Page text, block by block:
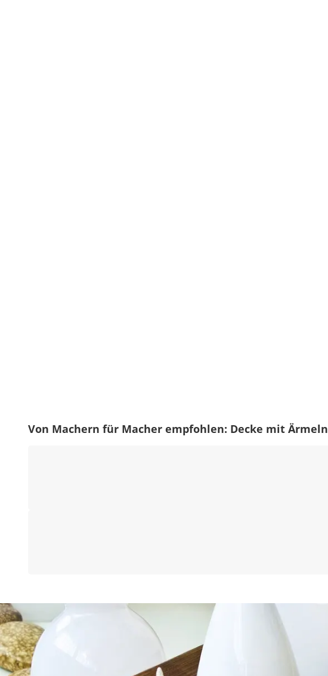
Von Machern für Macher empfohlen: Decke mit Ärmeln